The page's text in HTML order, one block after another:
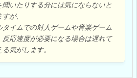
聞いたりする分には気にならないと
が、
タイムでの対人ゲームや音楽ゲーム
反応速度が必要になる場合は遅れて
気がします。